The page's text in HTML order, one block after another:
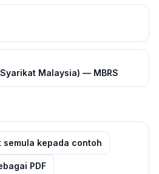
Malaysia) — MBRS
semula kepada contoh
PDF